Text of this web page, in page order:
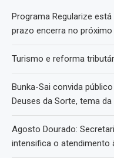
Programa Regularize
prazo encerra no próximo
Turismo e reforma
Bunka-Sai convida
Deuses da Sorte, tema
Agosto Dourado:
intensifica o atendimento